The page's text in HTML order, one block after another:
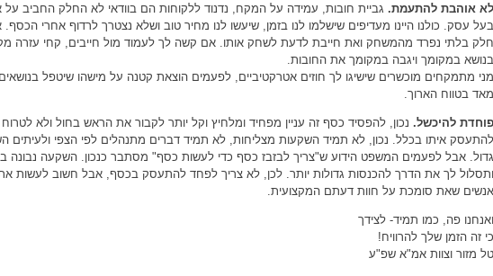
לא אוהבת להתעמת. גביית חובות, עמידה על המקח, נדנוד ללקוחות הם בוודאי לא החלק החביב על
בעל עסק. כולנו היינו מעדיפים שישלמו לנו בזמן, שיעשו לנו מחיר טוב ושלא נצטרך לרדוף אחרי
חלק בלתי נפרד מהמשחק ואת חייבת לדעת לשחק אותו. אם קשה לך לעמוד מול חייבים, קחי עזרה
בנושא במקומך ויגבה במקומך את החובות.
מני מתמקחים מוכשרים שישיגו לך חוזים אטרקטיביים, לפעמים הוצאת קטנה על מישהו שיטפל
מאד בטווח הארוך.
פוחדת להיכשל. נכון, להפסיד כסף זה עניין מפחיד ומלחיץ וקל יותר לקבור את הראש בחול ולא לטרוח
להתעסק איתו בכלל. נכון, לא תמיד השקעות מצליחות, לא תמיד דברים מתנהלים לפי הצפי
גדול. אבל לפעמים המשפט הידוע ש"צריך לבזבז כסף כדי לעשות כסף" מסתבר כנכון. השקעה נבונה
ותסלול לך את הדרך להכנסות גדולות יותר. לכן, לא צריך לפחד להתעסק בכסף, אבל חשוב לעשות את
אנשים שאת סומכת על חוות דעתם המקצועית.
ואנחנו פה, כמו תמיד- לצידך
כי זה הזמן שלך להרוויח!
טל מזור וצוות אמ"א שפ"ע